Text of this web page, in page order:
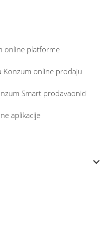
online platforme
Konzum online prodaju
Smart prodavaonici
aplikacije